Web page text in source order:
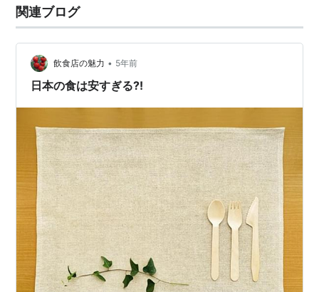
関連ブログ
飲食店の魅力 • 5年前
日本の食は安すぎる⁈